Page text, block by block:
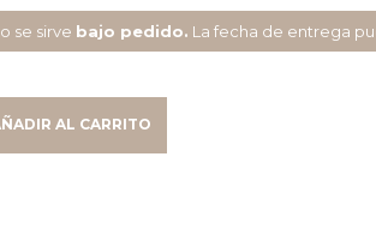
se sirve bajo pedido. La fecha de entrega
AL CARRITO